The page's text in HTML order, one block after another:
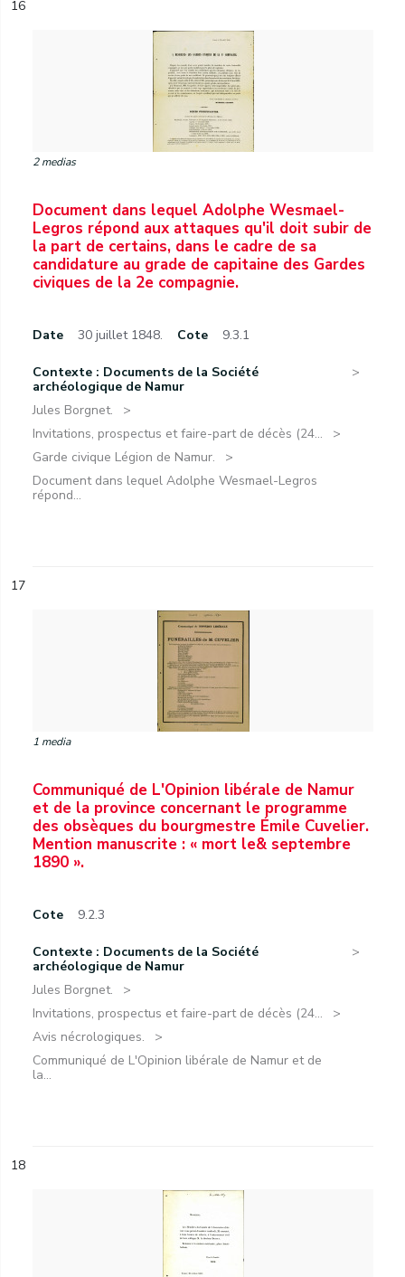
16
2 medias
Document dans lequel Adolphe Wesmael-
Legros répond aux attaques qu'il doit subir de
la part de certains, dans le cadre de sa
candidature au grade de capitaine des Gardes
civiques de la 2e compagnie.
Date 30 juillet 1848. Cote 9.3.1
Contexte : Documents de la Société
archéologique de Namur
Jules Borgnet.
Invitations, prospectus et faire-part de décès (24...
Garde civique Légion de Namur.
Document dans lequel Adolphe Wesmael-Legros
répond...
17
1 media
Communiqué de L'Opinion libérale de Namur
et de la province concernant le programme
des obsèques du bourgmestre Émile Cuvelier.
Mention manuscrite : « mort le& septembre
1890 ».
Cote 9.2.3
Contexte : Documents de la Société
archéologique de Namur
Jules Borgnet.
Invitations, prospectus et faire-part de décès (24...
Avis nécrologiques.
Communiqué de L'Opinion libérale de Namur et de
la...
18